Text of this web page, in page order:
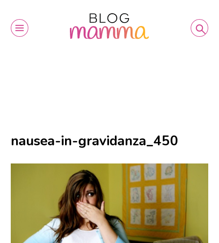
nausea-in-gravidanza_450